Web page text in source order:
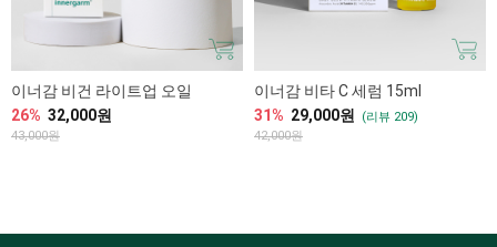
이너감 비건 라이트업 오일
26% 32,000원
43,000원
이너감 비타 C 세럼 15ml
31% 29,000원
(리뷰 209)
42,000원